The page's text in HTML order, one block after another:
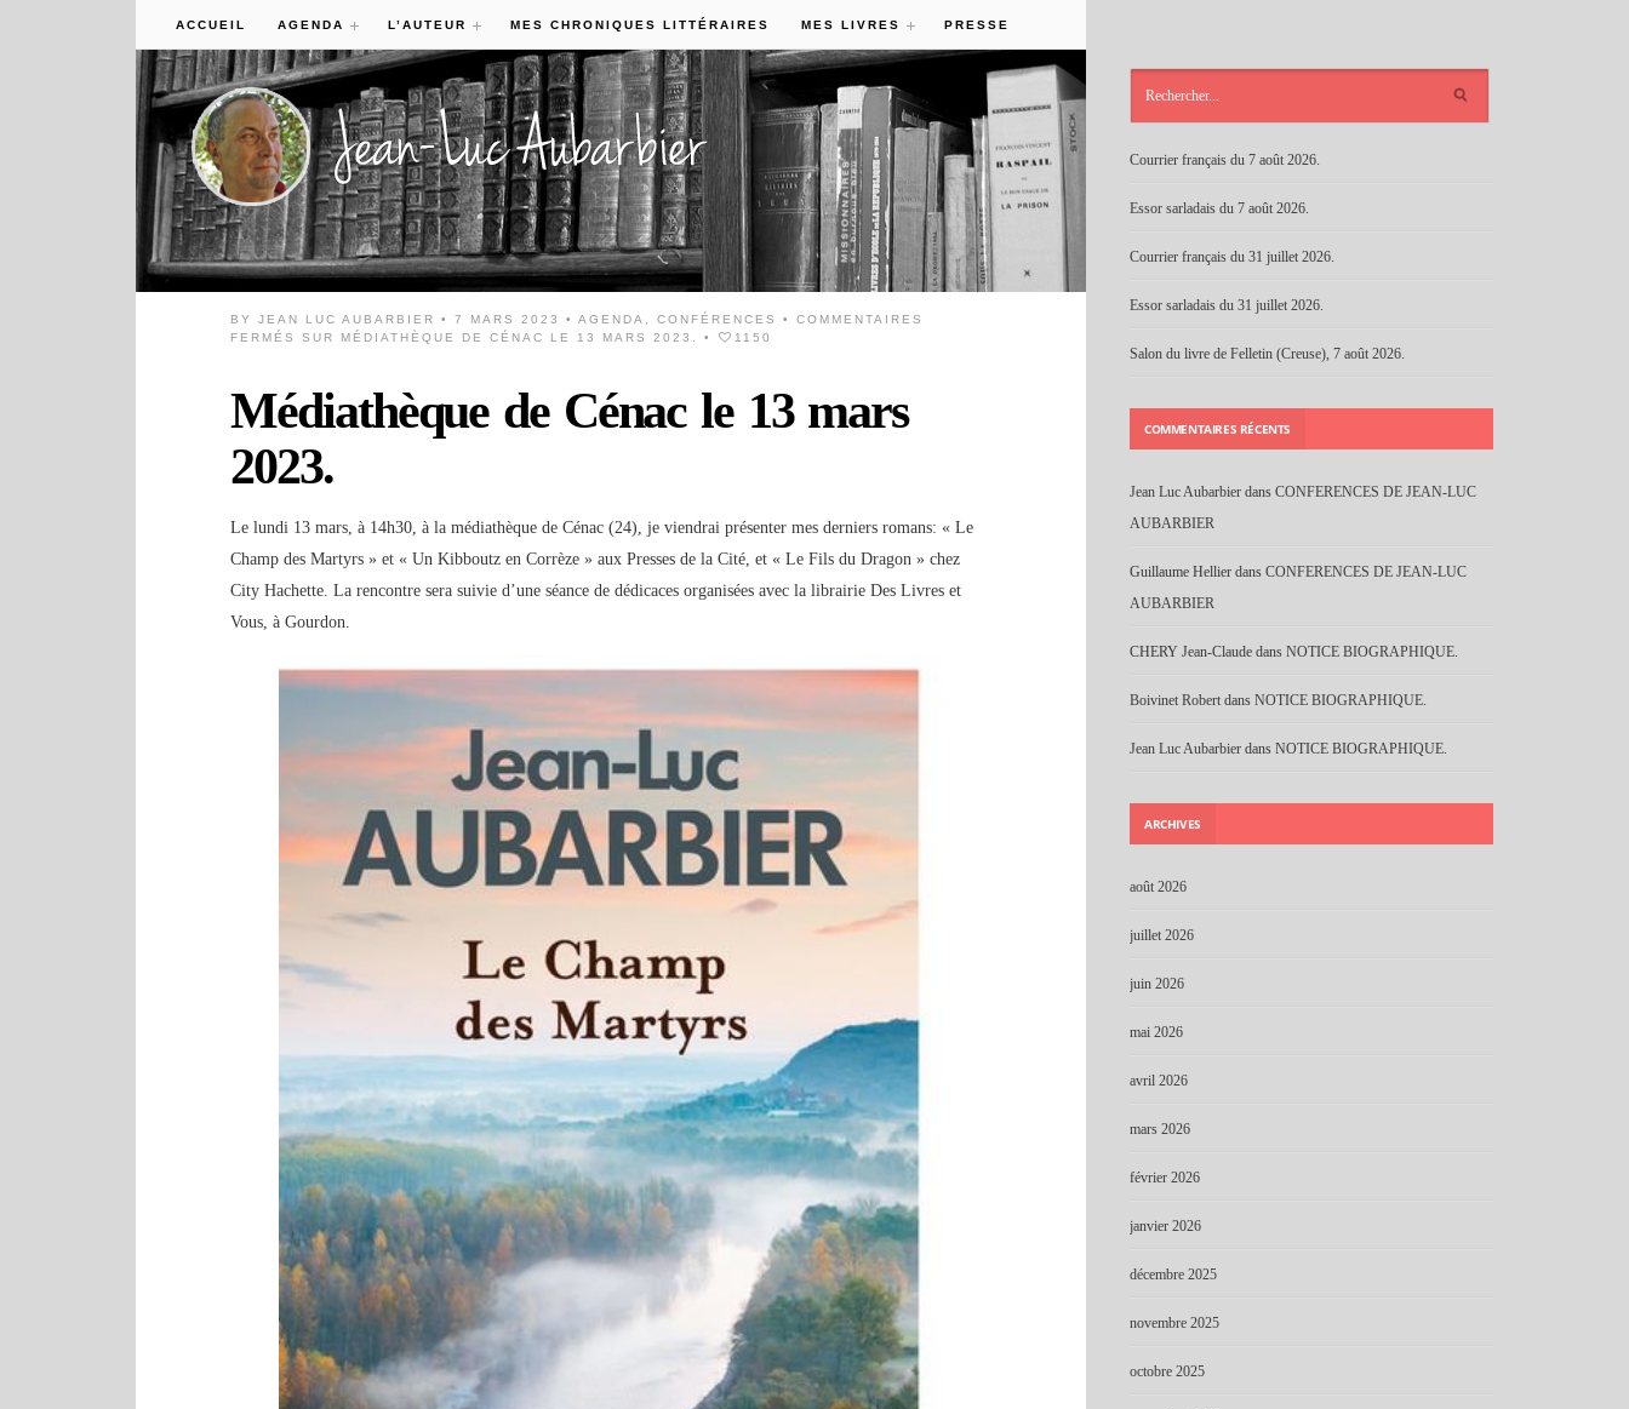
ACCUEIL AGENDA L’AUTEUR MES CHRONIQUES LITTÉRAIRES MES LIVRES PRESSE
BYJEAN LUC AUBARBIER • 7 MARS 2023 •AGENDA ,CONFÉRENCES •COMMENTAIRES
FERMÉS
SUR MÉDIATHÈQUE DE CÉNAC LE 13 MARS 2023. • 1150
Médiathèque de Cénac le 13 mars
2023.
Le lundi 13 mars, à 14h30, à la médiathèque de Cénac (24), je viendrai présenter mes derniers romans: « Le
Champ des Martyrs » et « Un Kibboutz en Corrèze » aux Presses de la Cité, et « Le Fils du Dragon » chez
City Hachette. La rencontre sera suivie d’une séance de dédicaces organisées avec la librairie Des Livres et
Vous, à Gourdon.
Courrier français du 7 août 2026.
Essor sarladais du 7 août 2026.
Courrier français du 31 juillet 2026.
Essor sarladais du 31 juillet 2026.
Salon du livre de Felletin (Creuse), 7 août 2026.
COMMENTAIRES RÉCENTS
Jean Luc Aubarbier dans CONFERENCES DE JEAN-LUC
AUBARBIER
Guillaume Hellier dans CONFERENCES DE JEAN-LUC
AUBARBIER
CHERY Jean-Claude dans NOTICE BIOGRAPHIQUE.
Boivinet Robert dans NOTICE BIOGRAPHIQUE.
Jean Luc Aubarbier dans NOTICE BIOGRAPHIQUE.
ARCHIVES
août 2026
juillet 2026
juin 2026
mai 2026
avril 2026
mars 2026
février 2026
janvier 2026
décembre 2025
novembre 2025
octobre 2025